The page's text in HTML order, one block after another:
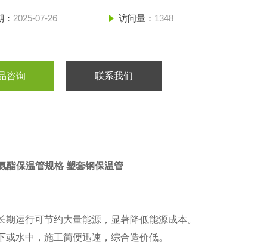
2025-07-26 访问量： 1348
咨询 联系我们
酯保温管规格 塑套钢保温管
行可节约大量能源，显著降低能源成本。
水中，施工简便迅速，综合造价低。